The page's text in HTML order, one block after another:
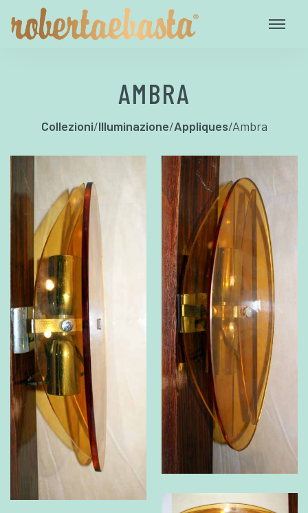
AMBRA
Collezioni/Illuminazione/Appliques/Ambra